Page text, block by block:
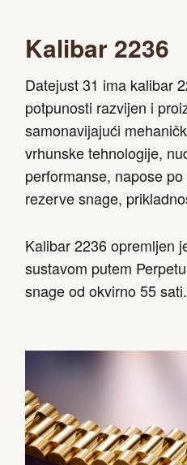
Kalibar 2236
Datejust 31 ima kalibar
potpunosti razvijen i
samonavijajući
vrhunske tehnologije,
performanse, napose
rezerve snage,
Kalibar 2236 opremljen
sustavom putem
snage od okvirno 55 sati.